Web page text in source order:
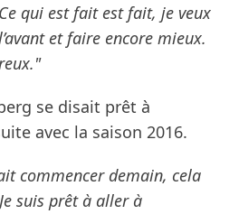
qui est fait est fait, je veux
et faire encore mieux.
se disait prêt à
avec la saison 2016.
commencer demain, cela
suis prêt à aller à